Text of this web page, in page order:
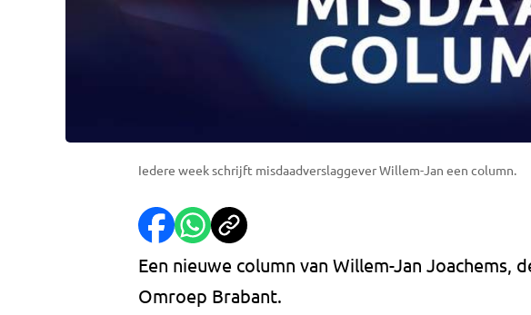
Iedere week schrijft misdaadverslaggever Willem-Jan een column.
Een nieuwe column van Willem-Jan Joachems,
Omroep Brabant.